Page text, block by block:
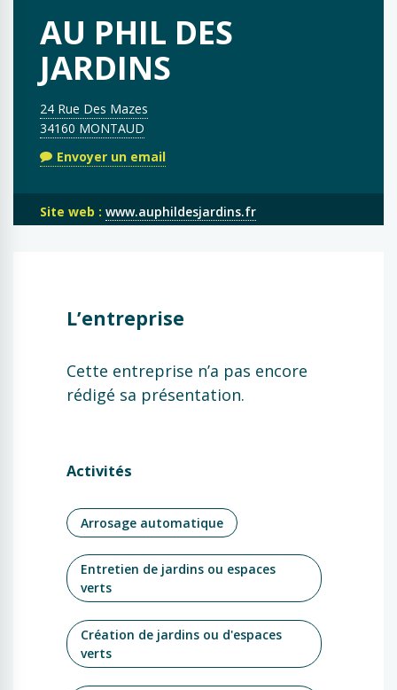
AU PHIL DES
JARDINS
24 Rue Des Mazes
34160 MONTAUD
Envoyer un email
Site web : www.auphildesjardins.fr
L’entreprise
Cette entreprise n’a pas encore
rédigé sa présentation.
Activités
Arrosage automatique
Entretien de jardins ou espaces
verts
Création de jardins ou d'espaces
verts